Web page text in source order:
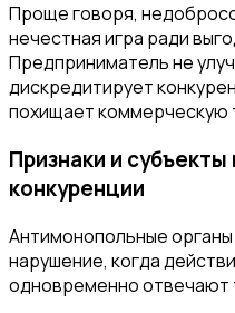
Проще говоря,
нечестная игра ради
Предприниматель не
дискредитирует
похищает коммерческую
Признаки и
конкуренции
Антимонопольные
нарушение, когда
одновременно отвечают